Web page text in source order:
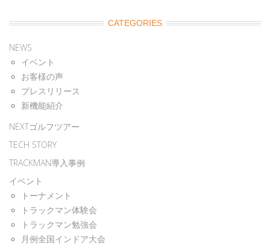
CATEGORIES
NEWS
イベント
お客様の声
プレスリリース
新機能紹介
NEXTゴルフツアー
TECH STORY
TRACKMAN導入事例
イベント
トーナメント
トラックマン体験会
トラックマン勉強会
月例全国インドア大会